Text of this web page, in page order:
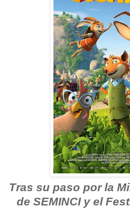
Tras su paso por la
de SEMINCI y el